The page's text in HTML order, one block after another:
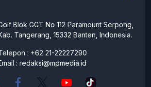
Blok GGT No 112 Paramount Serpong,
Tangerang, 15332 Banten, Indonesia.
: +62 21-22227290
: redaksi@mpmedia.id